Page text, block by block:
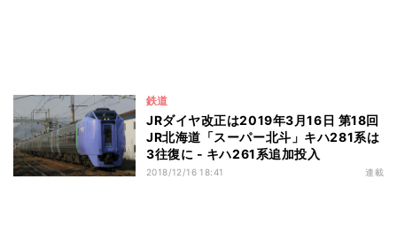
鉄道
JRダイヤ改正は2019年3月16日 第18回
JR北海道「スーパー北斗」キハ281系は
3往復に - キハ261系追加投入
2018/12/16 18:41 連載